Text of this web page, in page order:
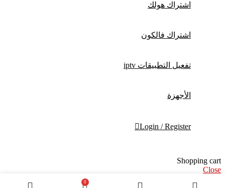
اشتراك هولك
اشتراك فالكون
تفعيل التطبيقات iptv
الأجهزة
Login / Register
Shopping cart
Close
0